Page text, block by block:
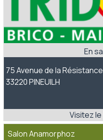
75 Avenue de la Résistance
33220 PINEUILH
Salon Anamorphoz